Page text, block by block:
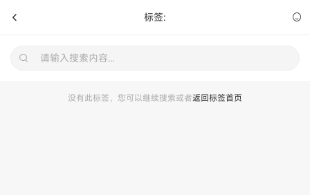
标签:
没有此标签，您可以继续搜索或者返回标签首页